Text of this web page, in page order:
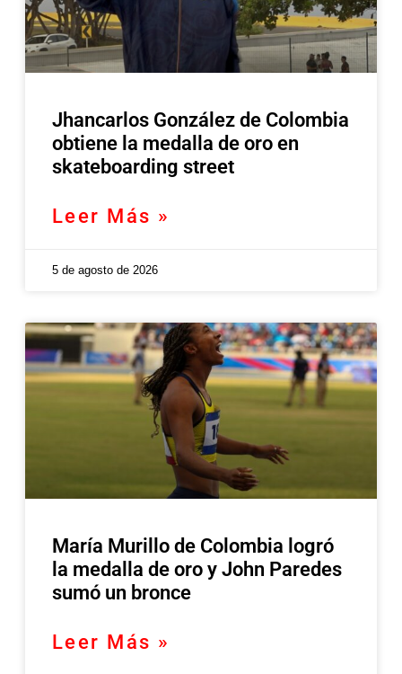
Jhancarlos González de Colombia
obtiene la medalla de oro en
skateboarding street
Leer Más »
5 de agosto de 2026
María Murillo de Colombia logró
la medalla de oro y John Paredes
sumó un bronce
Leer Más »